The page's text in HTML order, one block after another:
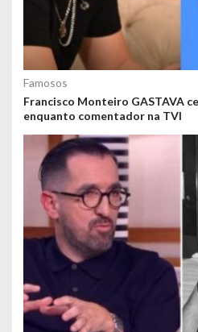
Famosos
Francisco Monteiro GASTAVA
enquanto comentador na TVI